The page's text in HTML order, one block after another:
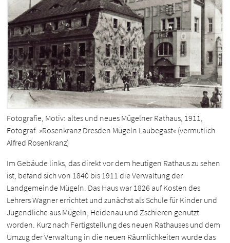
Fotografie, Motiv: altes und neues Mügelner Rathaus, 1911,
Fotograf: »Rosenkranz Dresden Mügeln Laubegast« (vermutlich
Alfred Rosenkranz)
Im Gebäude links, das direkt vor dem heutigen Rathaus zu sehen
ist, befand sich von 1840 bis 1911 die Verwaltung der
Landgemeinde Mügeln. Das Haus war 1826 auf Kosten des
Lehrers Wagner errichtet und zunächst als Schule für Kinder und
Jugendliche aus Mügeln, Heidenau und Zschieren genutzt
worden. Kurz nach Fertigstellung des neuen Rathauses und dem
Umzug der Verwaltung in die neuen Räumlichkeiten wurde das